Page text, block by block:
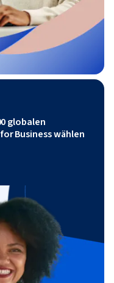
globalen
Business wählen